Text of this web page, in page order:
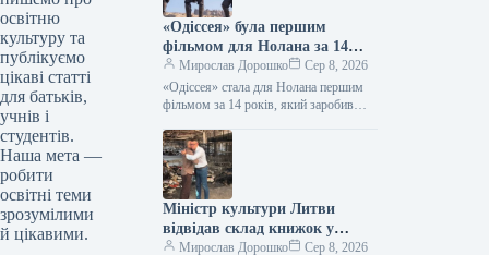
освітню
культуру та
публікуємо
цікаві статті
для батьків,
учнів і
студентів.
Наша мета —
робити
освітні теми
зрозумілими
й цікавими.
«Одіссея» була першим
фільмом для Нолана за 14
років, який подолав позначку
в $1 мільярд зібраних коштів.
Мирослав Дорошко
Сер 8, 2026
«Одіссея» стала для Нолана першим
фільмом за 14 років, який заробив
Укрінформ Стрічка Крістофера
Нолана…
Міністр культури Литви
відвідав склад книжок у
Харкові, зруйнований Росією
Мирослав Дорошко Сер 8, 2026